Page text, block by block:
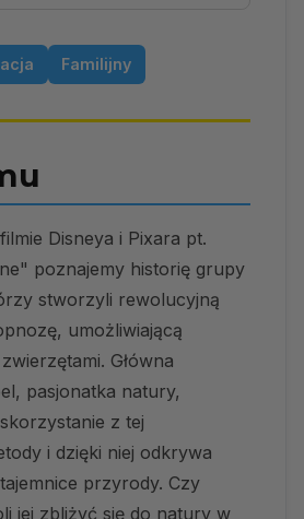
Familijny
Disneya i Pixara pt.
poznajemy historię grupy
stworzyli rewolucyjną
umożliwiającą
Główna
pasjonatka natury,
z tej
i dzięki niej odkrywa
przyrody. Czy
jej zbliżyć się do natury w